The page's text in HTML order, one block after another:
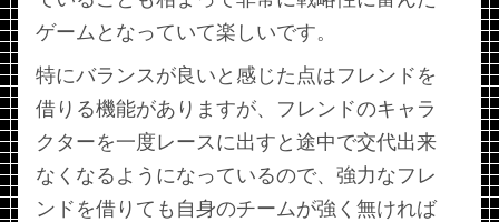
ゲームとなっていて楽しいです。
特にバランスが良いと感じた点はフレンドを
借りる機能がありますが、フレンドのキャラ
クターを一度レースに出すと途中で交代出来
なくなるようになっているので、強力なフレ
ンドを借りても自身のチームが強く無ければ